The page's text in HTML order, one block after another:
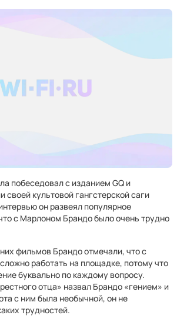
побеседовал с изданием GQ и
своей культовой гангстерской саги
он развеял популярное
с Марлоном Брандо было очень трудно
фильмов Брандо отмечали, что с
работать на площадке, потому что
буквально по каждому вопросу.
отца» назвал Брандо «гением» и
с ним была необычной, он не
трудностей.